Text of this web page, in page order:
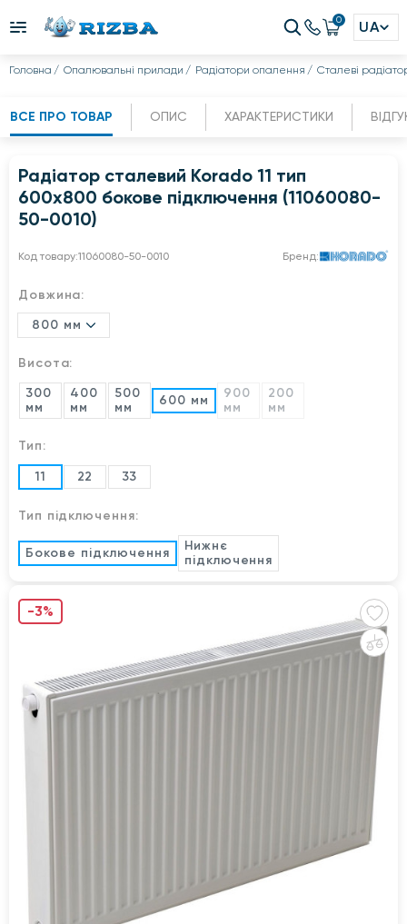
0 UA
Головна Опалювальні прилади Радіатори опалення Сталеві
ВСЕ ПРО ТОВАР ОПИС ХАРАКТЕРИСТИКИ
Радіатор сталевий Korado 11 тип
600x800 бокове підключення (11060080-
50-0010)
Код товару:11060080-50-0010 Бренд:
Довжина:
800 мм
Висота:
300
мм
400
мм
500
мм
600 мм
900
мм
200
мм
Тип:
11
22 33
Тип підключення:
Бокове підключення
Нижнє
підключення
-3%